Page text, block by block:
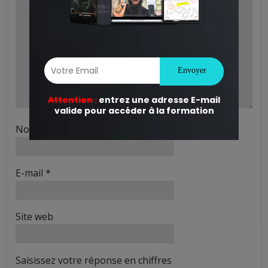
Nom
E-mail *
Site web
Saisissez votre réponse en chiffres